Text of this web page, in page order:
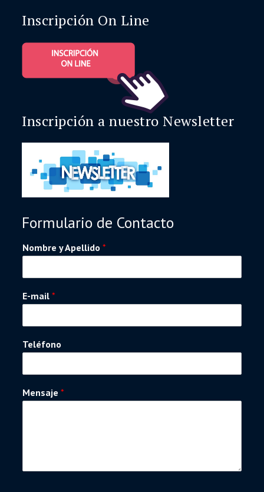
Inscripción On Line
Inscripción a nuestro Newsletter
Formulario de Contacto
Nombre y Apellido*
E-mail*
Teléfono
Mensaje*